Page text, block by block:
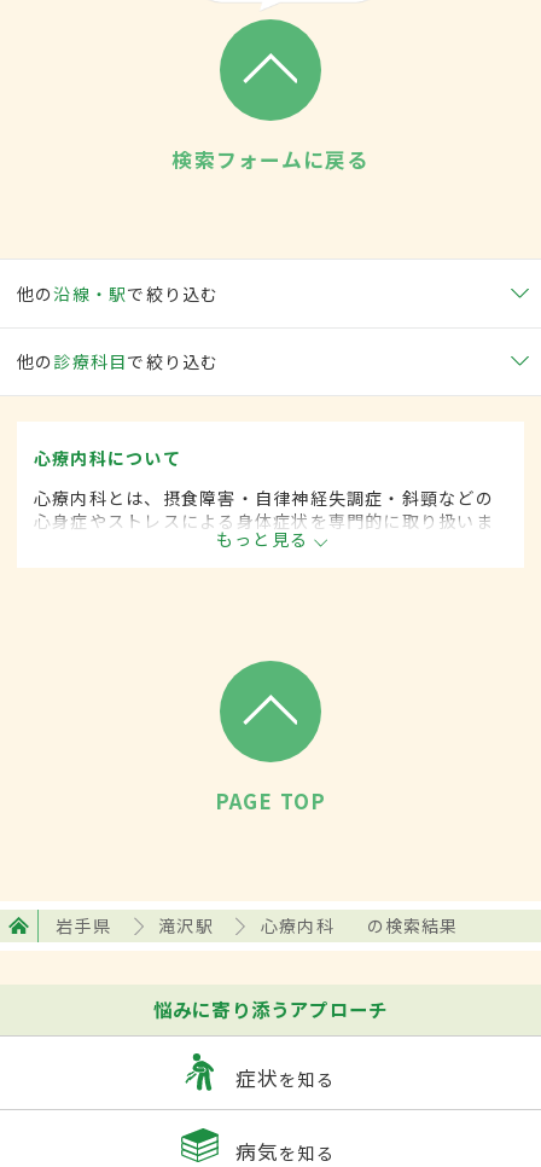
検索フォームに戻る
他の沿線・駅で絞り込む
他の 診療科目で絞り込む
心療内科について
心療内科とは、摂食障害・自律神経失調症・斜頸などの
心身症やストレスによる身体症状を専門的に取り扱いま
もっと見る
PAGE TOP
岩手県 滝沢駅 心療内科 の検索結果
悩みに寄り添うアプローチ
症状を知る
病気を知る